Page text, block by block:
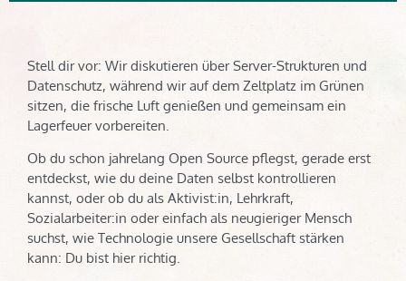
Stell dir vor: Wir diskutieren über Server-Strukturen und
Datenschutz, während wir auf dem Zeltplatz im Grünen
sitzen, die frische Luft genießen und gemeinsam ein
Lagerfeuer vorbereiten.
Ob du schon jahrelang Open Source pflegst, gerade erst
entdeckst, wie du deine Daten selbst kontrollieren
kannst, oder ob du als Aktivist:in, Lehrkraft,
Sozialarbeiter:in oder einfach als neugieriger Mensch
suchst, wie Technologie unsere Gesellschaft stärken
kann: Du bist hier richtig.